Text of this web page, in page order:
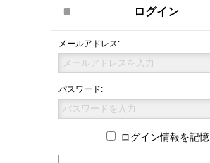
ログイン
メールアドレス:
パスワード:
ログイン情報を記憶